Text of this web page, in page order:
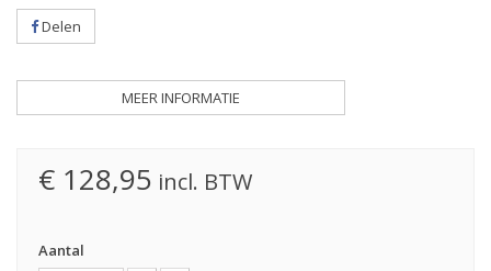
Delen
MEER INFORMATIE
€ 128,95 incl. BTW
Aantal